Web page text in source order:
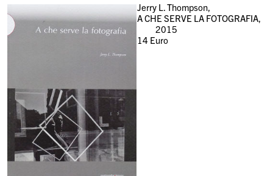
Jerry L. Thompson,
A CHE SERVE LA FOTOGRAFIA,
2015
14Euro